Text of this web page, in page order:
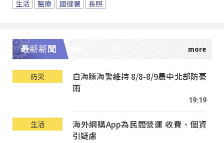
生活 醫療 國健署 長照
最新新聞
防災
白海豚海警維持 8/8-8/9晨中北部防豪
雨
19:19
生活
海外網購App為民間營運 收費、個資
引疑慮